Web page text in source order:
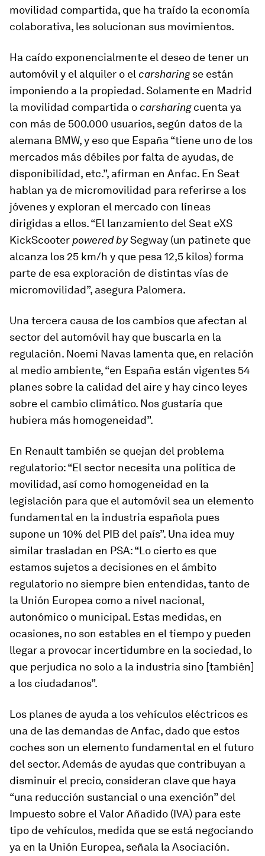
movilidad compartida, que ha traído la economía
colaborativa, les solucionan sus movimientos.
Ha caído exponencialmente el deseo de tener un
automóvil y el alquiler o el carsharingse están
imponiendo a la propiedad. Solamente en Madrid
la movilidad compartida ocarsharingcuenta ya
con más de 500.000 usuarios, según datos de la
alemana BMW, y eso que España “tiene uno de los
mercados más débiles por falta de ayudas, de
disponibilidad, etc.”, afirman en Anfac. En Seat
hablan ya de micromovilidad para referirse a los
jóvenes y exploran el mercado con líneas
dirigidas a ellos. “El lanzamiento del Seat eXS
KickScooter powered bySegway (un patinete que
alcanza los 25 km/h y que pesa 12,5 kilos) forma
parte de esa exploración de distintas vías de
micromovilidad”, asegura Palomera.
Una tercera causa de los cambios que afectan al
sector del automóvil hay que buscarla en la
regulación. Noemi Navas lamenta que, en relación
al medio ambiente, “en España están vigentes 54
planes sobre la calidad del aire y hay cinco leyes
sobre el cambio climático. Nos gustaría que
hubiera más homogeneidad”.
En Renault también se quejan del problema
regulatorio: “El sector necesita una política de
movilidad, así como homogeneidad en la
legislación para que el automóvil sea un elemento
fundamental en la industria española pues
supone un 10% del PIB del país”. Una idea muy
similar trasladan en PSA: “Lo cierto es que
estamos sujetos a decisiones en el ámbito
regulatorio no siempre bien entendidas, tanto de
la Unión Europea como a nivel nacional,
autonómico o municipal. Estas medidas, en
ocasiones, no son estables en el tiempo y pueden
llegar a provocar incertidumbre en la sociedad, lo
que perjudica no solo a la industria sino [también]
a los ciudadanos”.
Los planes de ayuda a los vehículos eléctricos es
una de las demandas de Anfac, dado que estos
coches son un elemento fundamental en el futuro
del sector. Además de ayudas que contribuyan a
disminuir el precio, consideran clave que haya
“una reducción sustancial o una exención” del
Impuesto sobre el Valor Añadido (IVA) para este
tipo de vehículos, medida que se está negociando
ya en la Unión Europea, señala la Asociación.